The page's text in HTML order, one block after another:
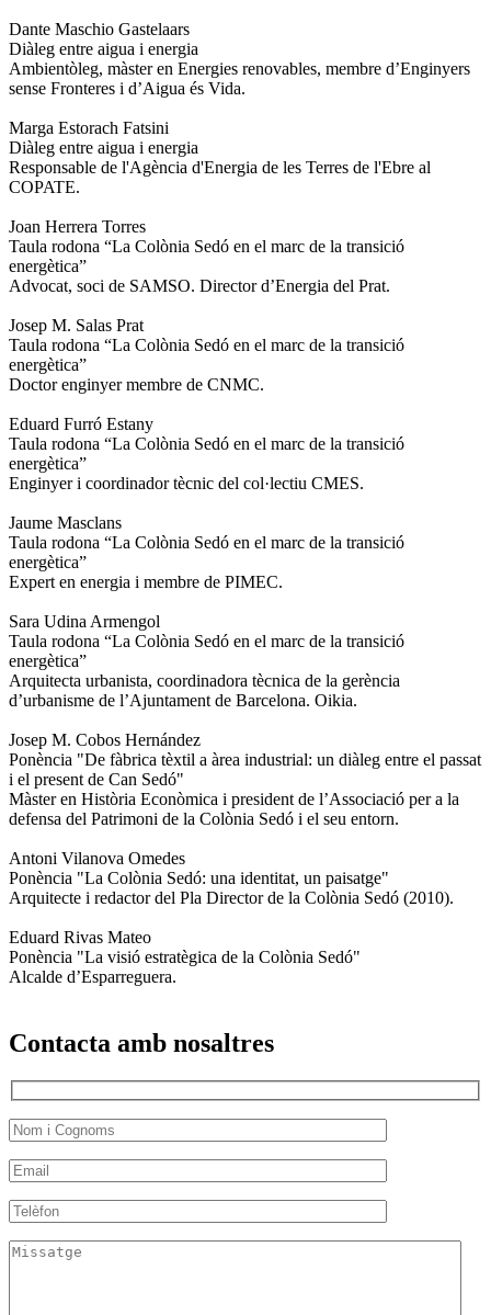
Dante Maschio Gastelaars
Diàleg entre aigua i energia
Ambientòleg, màster en Energies renovables, membre d’Enginyers
sense Fronteres i d’Aigua és Vida.
Marga Estorach Fatsini
Diàleg entre aigua i energia
Responsable de l'Agència d'Energia de les Terres de l'Ebre al
COPATE.
Joan Herrera Torres
Taula rodona “La Colònia Sedó en el marc de la transició
energètica”
Advocat, soci de SAMSO. Director d’Energia del Prat.
Josep M. Salas Prat
Taula rodona “La Colònia Sedó en el marc de la transició
energètica”
Doctor enginyer membre de CNMC.
Eduard Furró Estany
Taula rodona “La Colònia Sedó en el marc de la transició
energètica”
Enginyer i coordinador tècnic del col·lectiu CMES.
Jaume Masclans
Taula rodona “La Colònia Sedó en el marc de la transició
energètica”
Expert en energia i membre de PIMEC.
Sara Udina Armengol
Taula rodona “La Colònia Sedó en el marc de la transició
energètica”
Arquitecta urbanista, coordinadora tècnica de la gerència
d’urbanisme de l’Ajuntament de Barcelona. Oikia.
Josep M. Cobos Hernández
Ponència "De fàbrica tèxtil a àrea industrial: un diàleg entre el passat
i el present de Can Sedó"
Màster en Història Econòmica i president de l’Associació per a la
defensa del Patrimoni de la Colònia Sedó i el seu entorn.
Antoni Vilanova Omedes
Ponència "La Colònia Sedó: una identitat, un paisatge"
Arquitecte i redactor del Pla Director de la Colònia Sedó (2010).
Eduard Rivas Mateo
Ponència "La visió estratègica de la Colònia Sedó"
Alcalde d’Esparreguera.
Contacta amb nosaltres